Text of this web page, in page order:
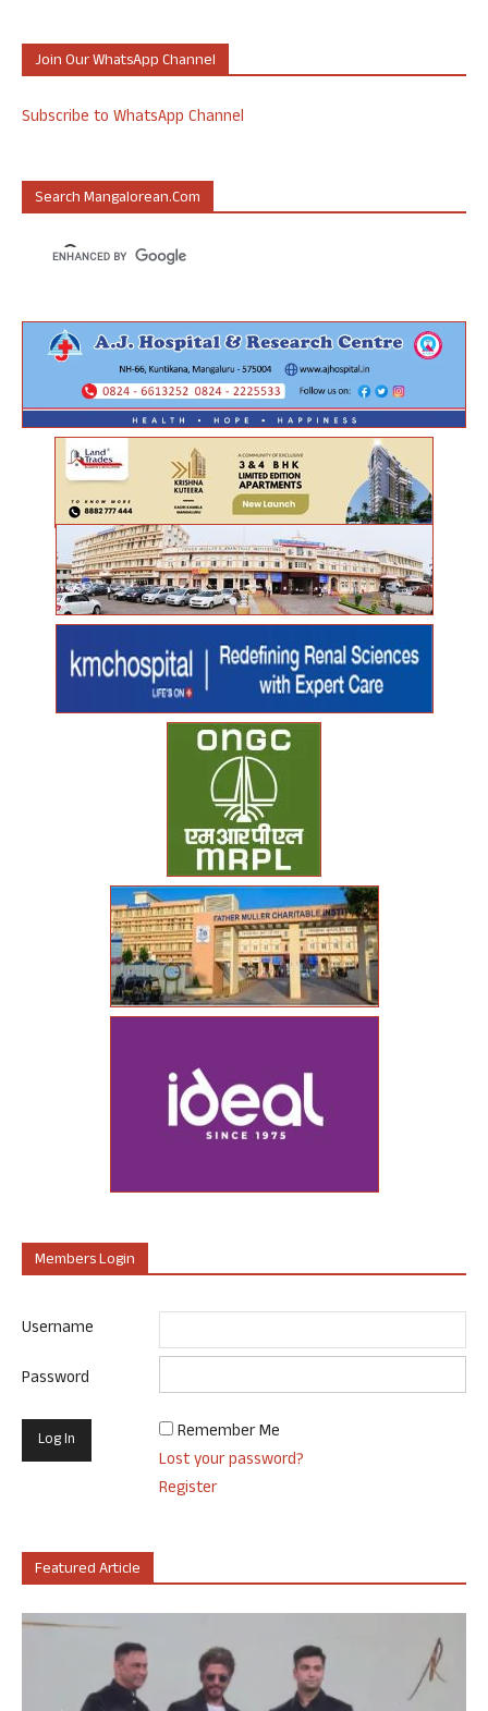
Join Our WhatsApp Channel
Subscribe to WhatsApp Channel
Search Mangalorean.com
Members Login
Username
Password
Remember Me
Lost your password?
Register
Featured Article